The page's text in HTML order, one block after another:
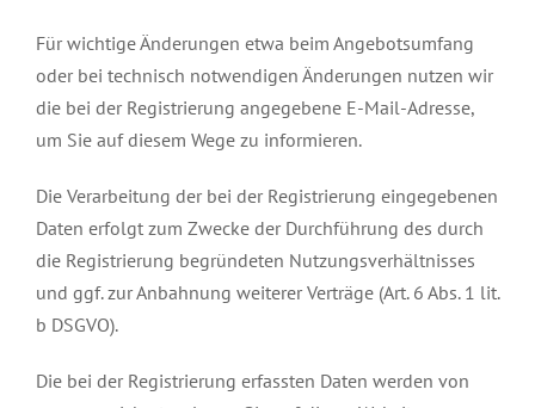
Für wichtige Änderungen etwa beim Angebotsumfang
oder bei technisch notwendigen Änderungen nutzen wir
die bei der Registrierung angegebene E-Mail-Adresse,
um Sie auf diesem Wege zu informieren.
Die Verarbeitung der bei der Registrierung eingegebenen
Daten erfolgt zum Zwecke der Durchführung des durch
die Registrierung begründeten Nutzungsverhältnisses
und ggf. zur Anbahnung weiterer Verträge (Art. 6 Abs. 1 lit.
b DSGVO).
Die bei der Registrierung erfassten Daten werden von